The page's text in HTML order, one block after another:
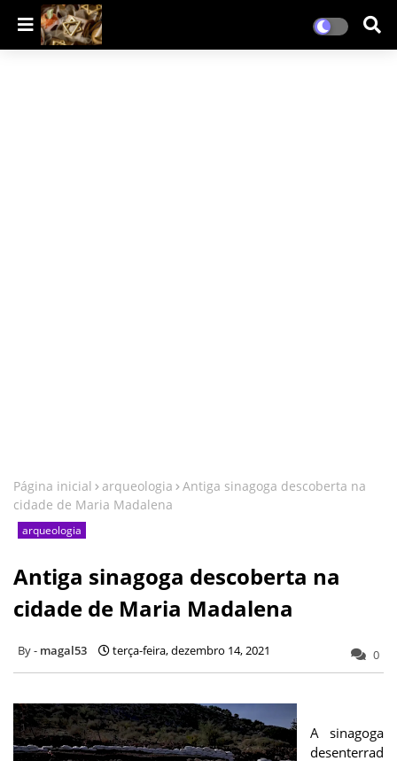
Página inicial arqueologia
Antiga sinagoga descoberta na
cidade de Maria Madalena
arqueologia
Antiga sinagoga descoberta na
cidade de Maria Madalena
magal53 terça-feira, dezembro 14, 2021 0
A sinagoga
desenterrad